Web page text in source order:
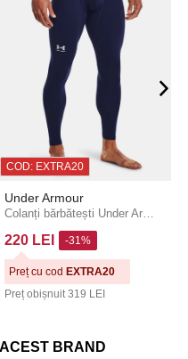
COD: EXTRA20
Under Armour
220 LEI
Preț obișnuit 319 LEI
-31%
Preț cu cod EXTRA20
BRAND